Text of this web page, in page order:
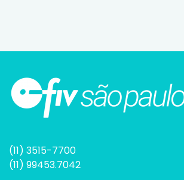
(11) 3515-7700
(11) 99453.7042